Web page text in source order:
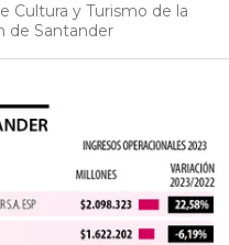
Cultura y Turismo de la
de Santander